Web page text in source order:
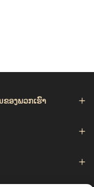
ອງພວກເຮົາ